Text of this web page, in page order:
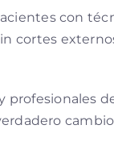
con
cortes
profesionales
cambio